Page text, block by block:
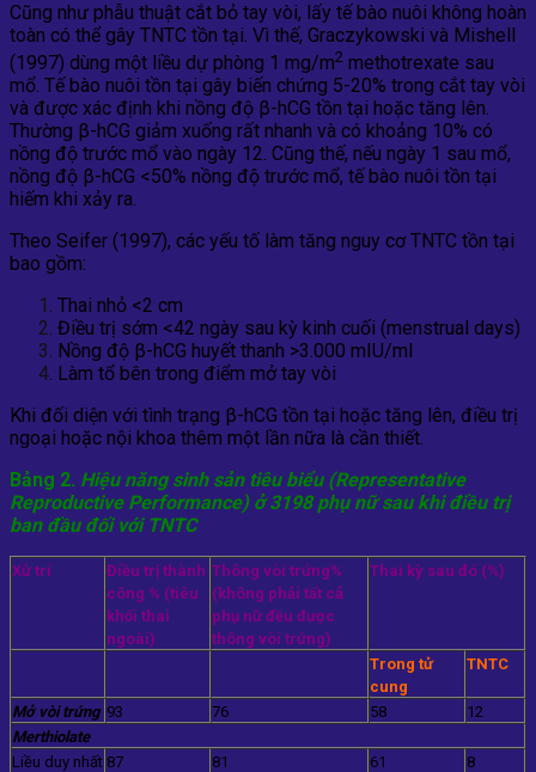
Cũng như phẫu thuật cắt bỏ tay vòi, lấy tế bào nuôi không hoàn
toàn có thể gây TNTC tồn tại. Vì thế, Graczykowski và Mishell
(1997) dùng một liều dự phòng 1 mg/m2 methotrexate sau
mổ. Tế bào nuôi tồn tại gây biến chứng 5-20% trong cắt tay vòi
và được xác định khi nồng độ β-hCG tồn tại hoặc tăng lên.
Thường β-hCG giảm xuống rất nhanh và có khoảng 10% có
nồng độ trước mổ vào ngày 12. Cũng thế, nếu ngày 1 sau mổ,
nồng độ β-hCG <50% nồng độ trước mổ, tế bào nuôi tồn tại
hiếm khi xảy ra.
Theo Seifer (1997), các yếu tố làm tăng nguy cơ TNTC tồn tại
bao gồm:
Thai nhỏ <2 cm
Điều trị sớm <42 ngày sau kỳ kinh cuối (menstrual days)
Nồng độ β-hCG huyết thanh >3.000 mIU/ml
Làm tổ bên trong điểm mở tay vòi
Khi đối diện với tình trạng β-hCG tồn tại hoặc tăng lên, điều trị
ngoại hoặc nội khoa thêm một lần nữa là cần thiết.
Bảng 2. Hiệu năng sinh sản tiêu biểu (Representative
Reproductive Performance) ở 3198phụ nữsau khiđiều trị
ban đầu đối với TNTC
Xử trí
Điều trị thành
công % (tiêu
khối thai
ngoài)
Thông vòi trứng%
(không phải tất cả
phụ nữ đều được
thông vòi trứng)
Thai kỳ sau đó (%)
Trong tử
cung
TNTC
Mở vòi trứng 93 76 58
12
Merthiolate
Liều duy nhất 87 81 61
8